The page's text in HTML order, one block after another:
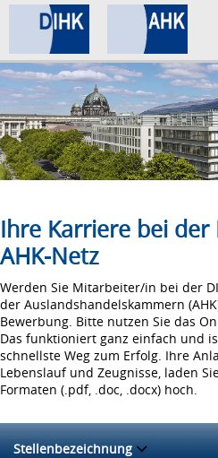
Home
Datenschutz
Impressum
Ihre Karriere bei der
AHK-Netz
Werden Sie Mitarbeiter/in bei der
der Auslandshandelskammern
Bewerbung. Bitte nutzen Sie das
Das funktioniert ganz einfach und
schnellste Weg zum Erfolg. Ihre
Lebenslauf und Zeugnisse, laden
Formaten (.pdf, .doc, .docx) hoch.
Stellenbezeichnung